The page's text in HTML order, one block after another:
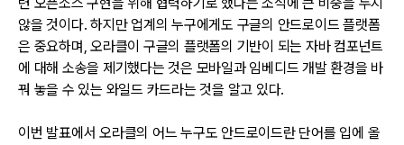
않을 것이다. 하지만 업계의 누구에게도 구글의 안드로이드 플랫폼
은 중요하며, 오라클이 구글의 플랫폼의 기반이 되는 자바 컴포넌트
에 대해 소송을 제기했다는 것은 모바일과 임베디드 개발 환경을 바
꿔 놓을 수 있는 와일드 카드라는 것을 알고 있다.
이번 발표에서 오라클의 어느 누구도 안드로이드란 단어를 입에 올